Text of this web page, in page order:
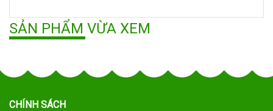
SẢN PHẨM VỪA XEM
CHÍNH SÁCH